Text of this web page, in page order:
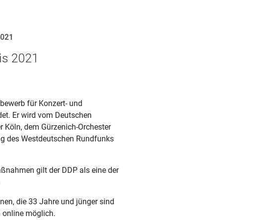
2021
für Konzert- und
Er wird vom Deutschen
dem Gürzenich-Orchester
des Westdeutschen Rundfunks
gilt der DDP als eine der
die 33 Jahre und jünger sind
online möglich.